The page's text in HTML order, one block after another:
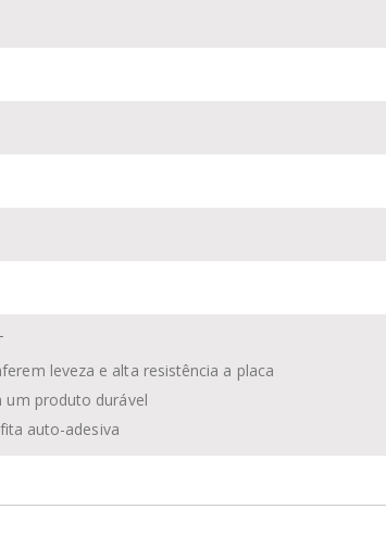
leveza e alta resistência a placa
um produto durável
auto-adesiva